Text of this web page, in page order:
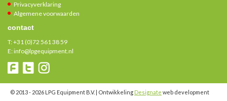
Privacyverklaring
Algemene voorwaarden
contact
T:+31 (0)72 561 38 59
E:info@lpgequipment.nl
© 2013 - 2026 LPG Equipment B.V. | Ontwikkeling Designate web development